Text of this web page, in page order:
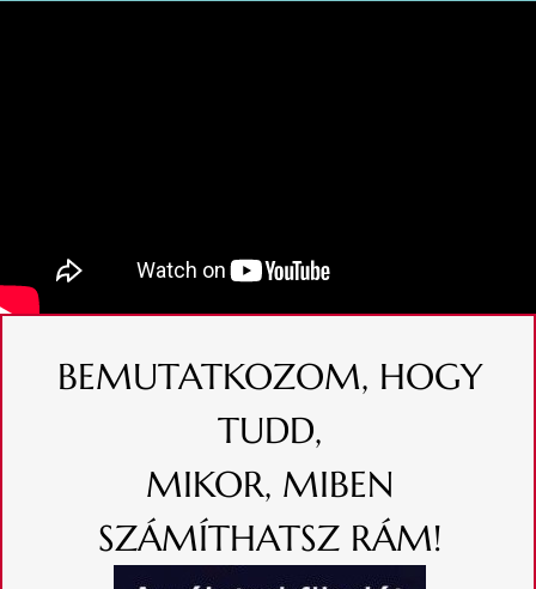
BEMUTATKOZOM, HOGY
TUDD,
MIKOR, MIBEN
SZÁMÍTHATSZ RÁM!